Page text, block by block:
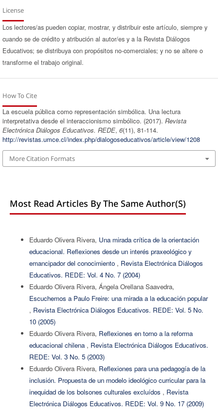
License
Los lectores/as pueden copiar, mostrar, y distribuir este artículo, siempre y
cuando se de crédito y atribución al autor/es y a la Revista Diálogos
Educativos; se distribuya con propósitos no-comerciales; y no se altere o
transforme el trabajo original.
How To Cite
La escuela pública como representación simbólica. Una lectura
interpretativa desde el interaccionismo simbólico. (2017). Revista
Electrónica Diálogos Educativos. REDE, 6(11), 81-114.
http://revistas.umce.cl/index.php/dialogoseducativos/article/view/1208
More Citation Formats
Most Read Articles By The Same Author(s)
Eduardo Olivera Rivera, Una mirada crítica de la orientación
educacional. Reflexiones desde un interés praxeológico y
emancipador del conocimiento , Revista Electrónica Diálogos
Educativos. REDE: Vol. 4 No. 7 (2004)
Eduardo Olivera Rivera, Ángela Orellana Saavedra,
Escuchemos a Paulo Freire: una mirada a la educación popular
, Revista Electrónica Diálogos Educativos. REDE: Vol. 5 No.
10 (2005)
Eduardo Olivera Rivera, Reflexiones en torno a la reforma
educacional chilena , Revista Electrónica Diálogos Educativos.
REDE: Vol. 3 No. 5 (2003)
Eduardo Olivera Rivera, Reflexiones para una pedagogía de la
inclusión. Propuesta de un modelo ideológico curricular para la
inequidad de los bolsones culturales excluídos , Revista
Electrónica Diálogos Educativos. REDE: Vol. 9 No. 17 (2009)